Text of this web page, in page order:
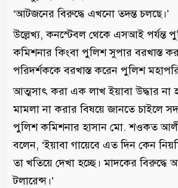
‘আটজনের বিরুদ্ধে এখনো তদন্ত চলছে।’
উল্লেখ্য, কনস্টেবল থেকে এসআই পর্যন্ত
কমিশনার কিংবা পুলিশ সুপার বরখাস্ত
পরিদর্শককে বরখাস্ত করেন পুলিশ
আত্মসাৎ করা এক লাখ ইয়াবা উদ্ধার না
মামলা না করার বিষয়ে জানতে চাইলে
পুলিশ কমিশনার হাসান মো. শওকত
বলেন, ‘ইয়াবা গায়েবে এত দিন কেন
তা খতিয়ে দেখা হচ্ছে। মাদকের বিরুদ্ধে
টলারেন্স।’